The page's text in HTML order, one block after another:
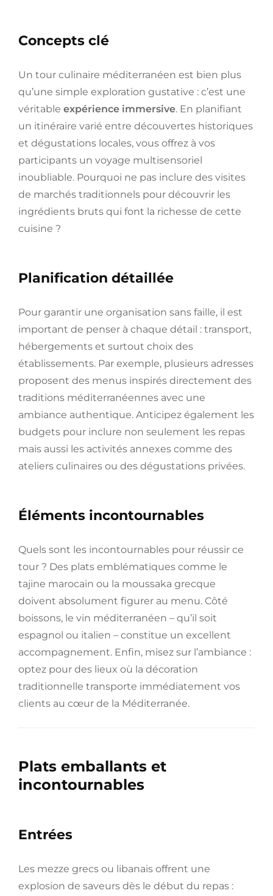
Concepts clé
Un tour culinaire méditerranéen est bien plus
qu’une simple exploration gustative : c’est une
véritable expérience immersive. En planifiant
un itinéraire varié entre découvertes historiques
et dégustations locales, vous offrez à vos
participants un voyage multisensoriel
inoubliable. Pourquoi ne pas inclure des visites
de marchés traditionnels pour découvrir les
ingrédients bruts qui font la richesse de cette
cuisine ?
Planification détaillée
Pour garantir une organisation sans faille, il est
important de penser à chaque détail : transport,
hébergements et surtout choix des
établissements. Par exemple, plusieurs adresses
proposent des menus inspirés directement des
traditions méditerranéennes avec une
ambiance authentique. Anticipez également les
budgets pour inclure non seulement les repas
mais aussi les activités annexes comme des
ateliers culinaires ou des dégustations privées.
Éléments incontournables
Quels sont les incontournables pour réussir ce
tour ? Des plats emblématiques comme le
tajine marocain ou la moussaka grecque
doivent absolument figurer au menu. Côté
boissons, le vin méditerranéen – qu’il soit
espagnol ou italien – constitue un excellent
accompagnement. Enfin, misez sur l’ambiance :
optez pour des lieux où la décoration
traditionnelle transporte immédiatement vos
clients au cœur de la Méditerranée.
Plats emballants et
incontournables
Entrées
Les mezze grecs ou libanais offrent une
explosion de saveurs dès le début du repas :